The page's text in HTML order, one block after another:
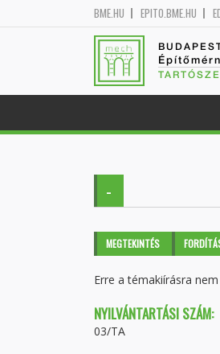
BME.HU EPITO.BME.HU
-
Elsődleges
MEGTEKINTÉS (AKTÍV
Erre a témakiírásra
NYILVÁNTARTÁSI SZÁM:
03/TA